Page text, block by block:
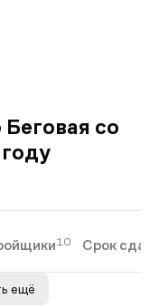
со
10 Срок
ещё